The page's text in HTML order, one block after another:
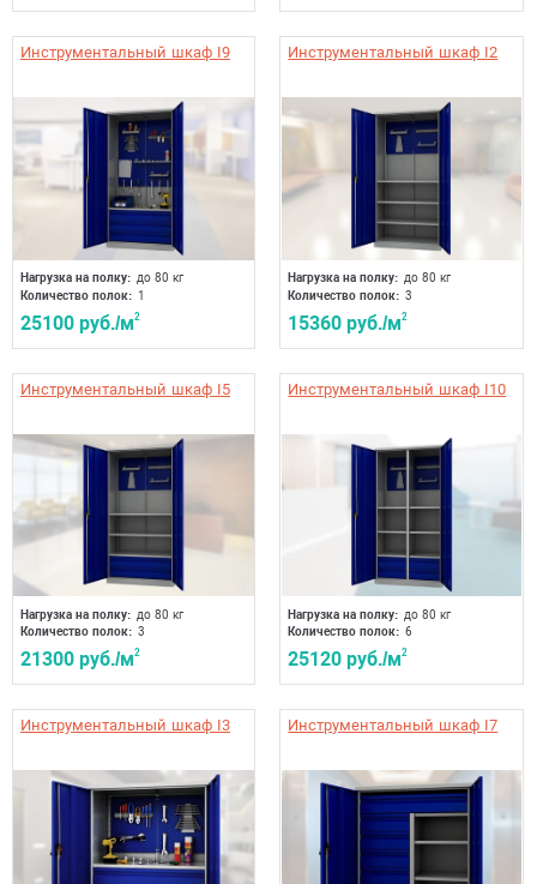
Инструментальный шкаф I9
Нагрузка на полку: до 80 кг
Количество полок: 1
25100 руб./м2
Инструментальный шкаф I2
Нагрузка на полку: до 80 кг
Количество полок: 3
15360 руб./м2
Инструментальный шкаф I5
Нагрузка на полку: до 80 кг
Количество полок: 3
21300 руб./м2
Инструментальный шкаф I10
Нагрузка на полку: до 80 кг
Количество полок: 6
25120 руб./м2
Инструментальный шкаф I3 Инструментальный шкаф I7